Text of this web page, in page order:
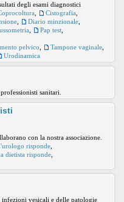
degli esami diagnostici
Cistografia
Diario minzionale
Pap test
pelvico
Tampone vaginale
Urodinamica
sanitari.
con la nostra associazione.
risponde
dietista risponde
vesicali e delle patologie